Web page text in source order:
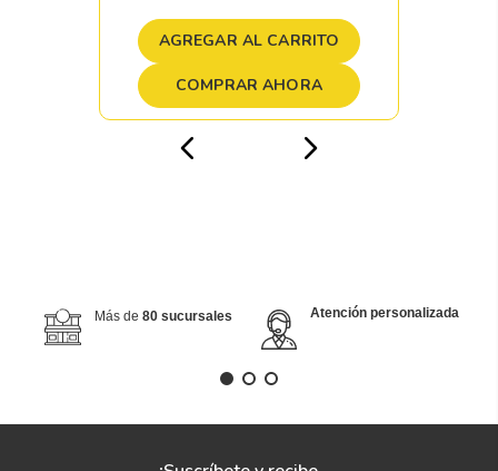
AGREGAR AL CARRITO
COMPRAR AHORA
Más de 80 sucursales Atención personalizada